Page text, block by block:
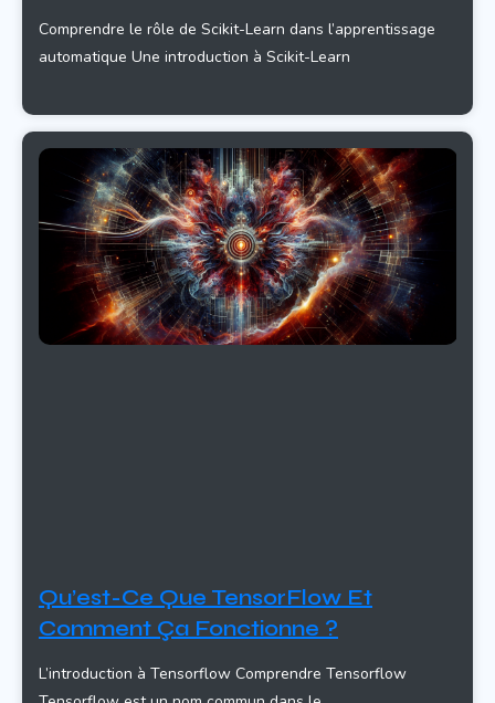
Comprendre le rôle de Scikit-Learn dans l’apprentissage
automatique Une introduction à Scikit-Learn
Qu’est-Ce Que TensorFlow Et
Comment Ça Fonctionne ?
L’introduction à Tensorflow Comprendre Tensorflow